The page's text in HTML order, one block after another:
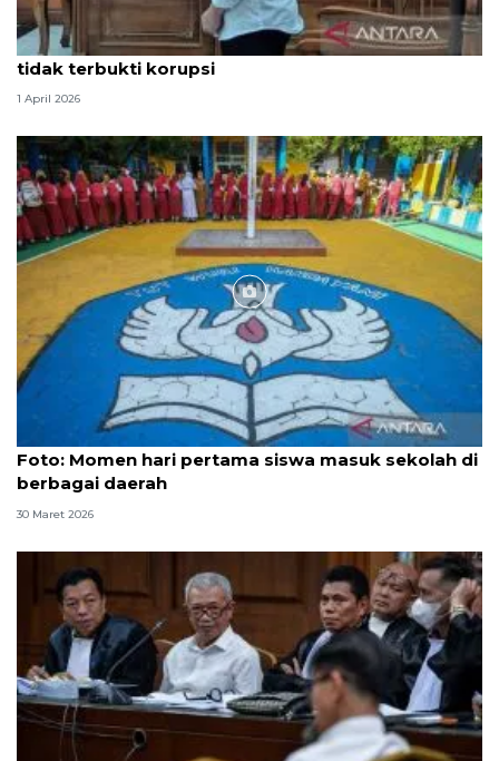
Hakim PN Medan vonis bebas Amsal Sitepu karena
tidak terbukti korupsi
1 April 2026
Foto: Momen hari pertama siswa masuk sekolah di
berbagai daerah
30 Maret 2026